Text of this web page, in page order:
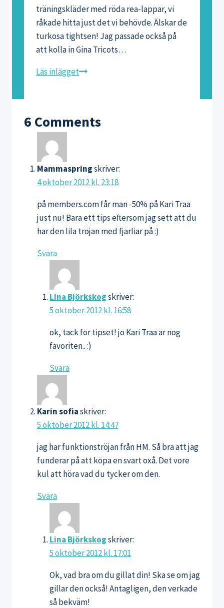
träningskläder med röda rea-lappar, vi
råkade hitta just det vi behövde. Älskar de
turkosa tightsen! Jag passade också på
att kolla in Gina Tricots…
Läs inläggetShoppping
slutrean
6 Comments
Mammaspringskriver:
4 oktober 2012 kl. 23:18
på members.com får man -50% på Kari Traa
just nu! Bara ett tips eftersom jag sett att du
har den lila tröjan med fjärliar på :)
Svara
Lina Björkskogskriver:
5 oktober 2012 kl. 16:58
ok, tack för tipset! jo Kari Traa är nog
favoriten.. :)
Svara
Karin sofiaskriver:
5 oktober 2012 kl. 14:47
jag har funktionströjan från HM. Så bra att jag
funderar på att köpa en svart oxå. Det vore
kul att höra vad du tycker om den.
Svara
Lina Björkskogskriver:
5 oktober 2012 kl. 17:01
Ok, vad bra om du gillat din! Ska se om jag
gillar den också! Antagligen, den verkade
så bekväm!